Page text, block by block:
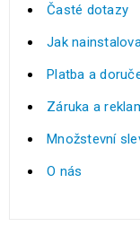
Časté dotazy
Jak
Platba a
Záruka a
Množstevní
O nás